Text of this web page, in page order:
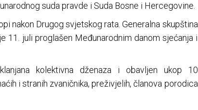
suda pravde i Suda Bosne i Hercegovine.
nakon Drugog svjetskog rata. Generalna skupština
11. juli proglašen Međunarodnim danom sjećanja i
kolektivna dženaza i obavljen ukop 10
i stranih zvaničnika, preživjelih, članova porodica